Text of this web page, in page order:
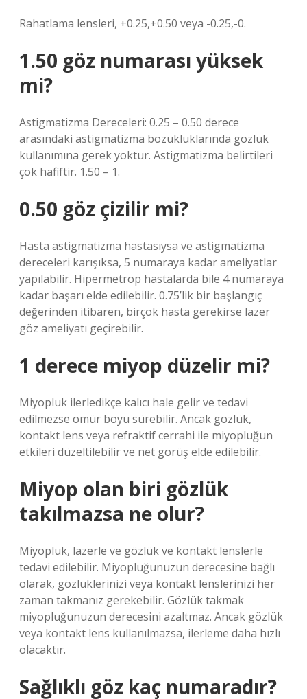
Rahatlama lensleri, +0.25,+0.50 veya -0.25,-0.
1.50 göz numarası yüksek
mi?
Astigmatizma Dereceleri: 0.25 – 0.50 derece
arasındaki astigmatizma bozukluklarında gözlük
kullanımına gerek yoktur. Astigmatizma belirtileri
çok hafiftir. 1.50 – 1.
0.50 göz çizilir mi?
Hasta astigmatizma hastasıysa ve astigmatizma
dereceleri karışıksa, 5 numaraya kadar ameliyatlar
yapılabilir. Hipermetrop hastalarda bile 4 numaraya
kadar başarı elde edilebilir. 0.75’lik bir başlangıç ​​
değerinden itibaren, birçok hasta gerekirse lazer
göz ameliyatı geçirebilir.
1 derece miyop düzelir mi?
Miyopluk ilerledikçe kalıcı hale gelir ve tedavi
edilmezse ömür boyu sürebilir. Ancak gözlük,
kontakt lens veya refraktif cerrahi ile miyopluğun
etkileri düzeltilebilir ve net görüş elde edilebilir.
Miyop olan biri gözlük
takılmazsa ne olur?
Miyopluk, lazerle ve gözlük ve kontakt lenslerle
tedavi edilebilir. Miyopluğunuzun derecesine bağlı
olarak, gözlüklerinizi veya kontakt lenslerinizi her
zaman takmanız gerekebilir. Gözlük takmak
miyopluğunuzun derecesini azaltmaz. Ancak gözlük
veya kontakt lens kullanılmazsa, ilerleme daha hızlı
olacaktır.
Sağlıklı göz kaç numaradır?